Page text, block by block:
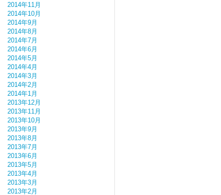
2014年11月
2014年10月
2014年9月
2014年8月
2014年7月
2014年6月
2014年5月
2014年4月
2014年3月
2014年2月
2014年1月
2013年12月
2013年11月
2013年10月
2013年9月
2013年8月
2013年7月
2013年6月
2013年5月
2013年4月
2013年3月
2013年2月